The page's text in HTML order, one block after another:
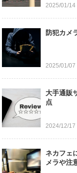
2025/01/14
防犯カメ
2025/01/07
大手通販
点
2024/12/17
ネカフェ
メラや注